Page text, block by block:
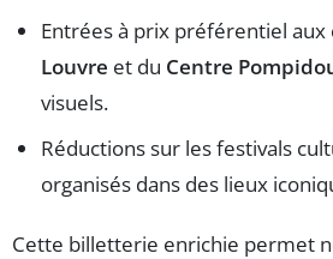
Entrées à prix préférentiel
Louvre et du Centre
visuels.
Réductions sur les festivals
organisés dans des lieux
Cette billetterie enrichie permet